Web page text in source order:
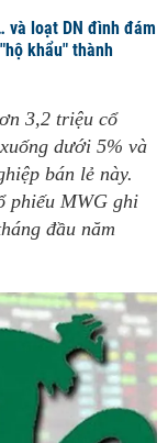
và loạt DN đình đám
khẩu" thành
3,2 triệu cổ
dưới 5% và
bán lẻ này.
phiếu MWG ghi
đầu năm